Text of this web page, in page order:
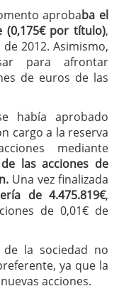
aprobaba el
(0,175€ por título),
2012. Asimismo,
para afrontar
de euros de las
había aprobado
cargo a la reserva
mediante
las acciones de
Una vez finalizada
de 4.475.819€,
de 0,01€ de
de la sociedad no
ya que la
acciones.